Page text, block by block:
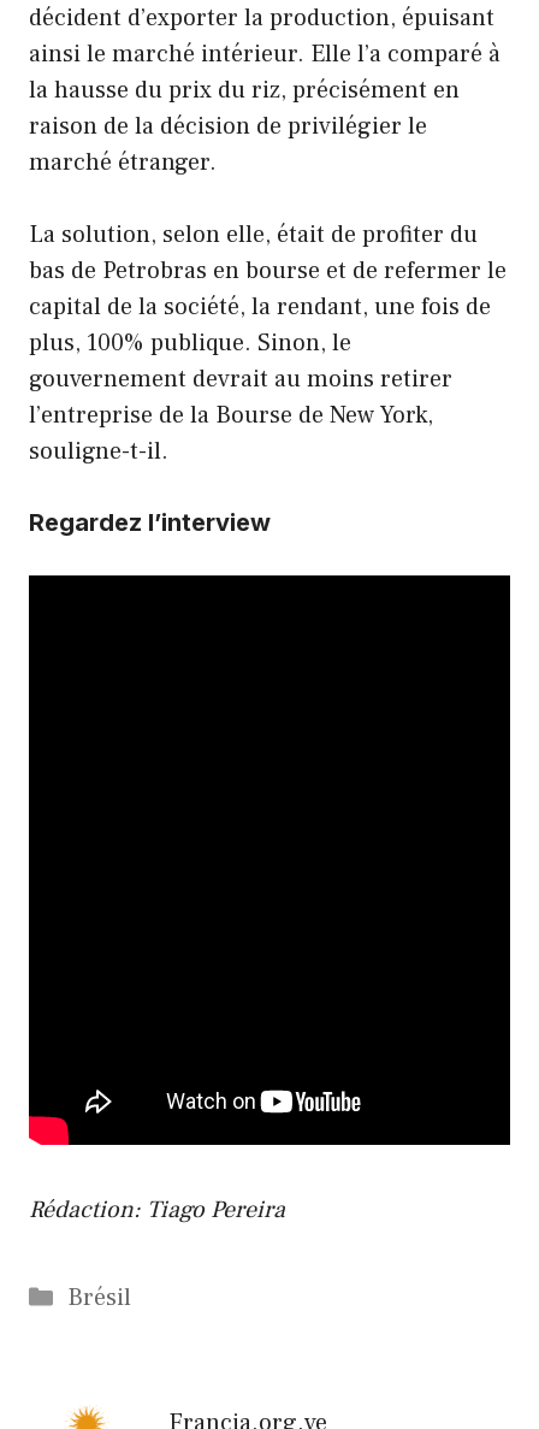
décident d’exporter la production, épuisant
ainsi le marché intérieur. Elle l’a comparé à
la hausse du prix du riz, précisément en
raison de la décision de privilégier le
marché étranger.
La solution, selon elle, était de profiter du
bas de Petrobras en bourse et de refermer le
capital de la société, la rendant, une fois de
plus, 100% publique. Sinon, le
gouvernement devrait au moins retirer
l’entreprise de la Bourse de New York,
souligne-t-il.
Regardez l’interview
Rédaction: Tiago Pereira
Catégories
Brésil